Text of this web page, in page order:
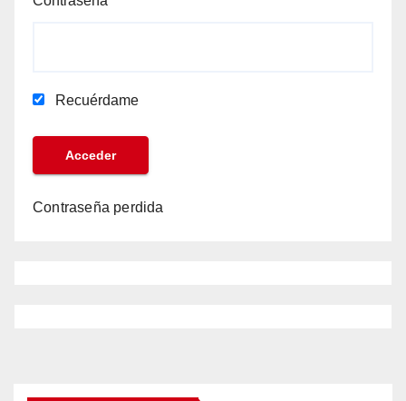
Recuérdame
Contraseña perdida